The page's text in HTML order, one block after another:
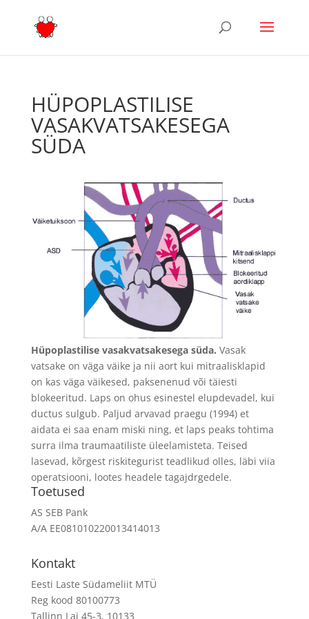
HÜPOPLASTILISE
VASAKVATSAKESEGA
SÜDA
Hüpoplastilise vasakvatsakesega süda. Vasak
vatsake on väga väike ja nii aort kui mitraalisklapid
on kas väga väikesed, paksenenud või täiesti
blokeeritud. Laps on ohus esinestel elupdevadel, kui
ductus sulgub. Paljud arvavad praegu (1994) et
aidata ei saa enam miski ning, et laps peaks tohtima
surra ilma traumaatiliste üleelamisteta. Teised
lasevad, kõrgest riskitegurist teadlikud olles, läbi viia
operatsiooni, lootes headele tagajdrgedele.
Toetused
AS SEB Pank
A/A EE081010220013414013
Kontakt
Eesti Laste Südameliit MTÜ
Reg kood 80100773
Tallinn Lai 45-3, 10133